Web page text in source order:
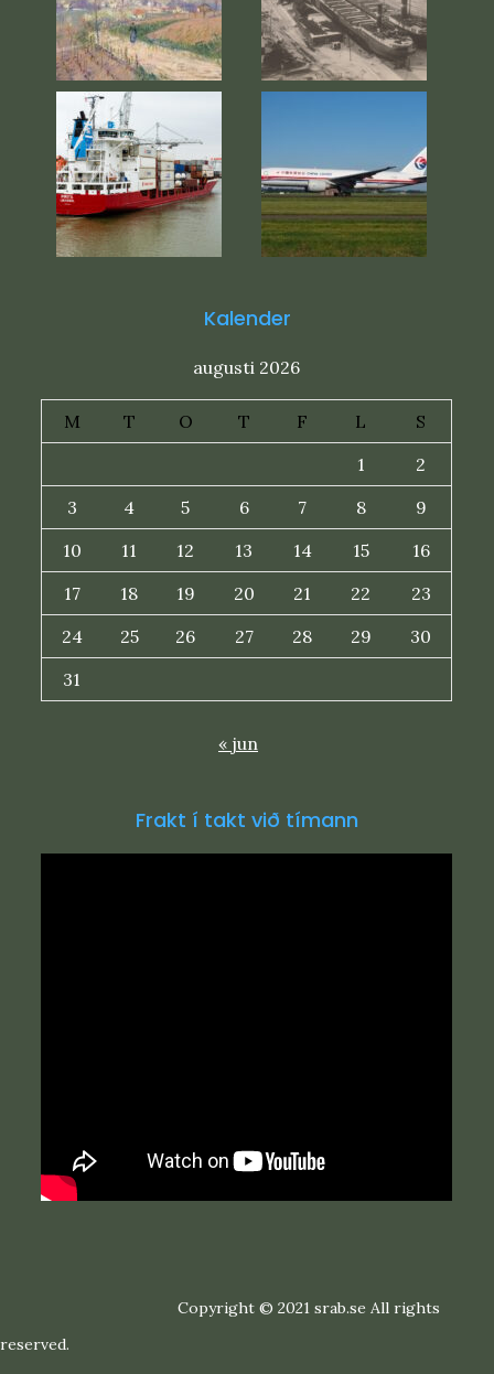
Kalender
augusti 2026
M T O T F L
S
1
2
3
4 5 6 7 8
9
10
11 12 13 14 15
16
17
18 19 20 21 22
23
24
25 26 27 28 29
30
31
« jun
Frakt í takt við tímann